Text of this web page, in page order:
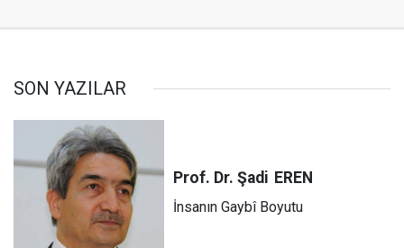
SON YAZILAR
Prof. Dr. Şadi EREN
İnsanın Gaybî Boyutu